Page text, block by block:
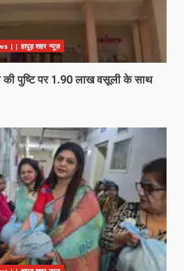
|| हापुड़ शहर न्यूज़
की पुष्टि पर 1.90 लाख वसूली के साथ